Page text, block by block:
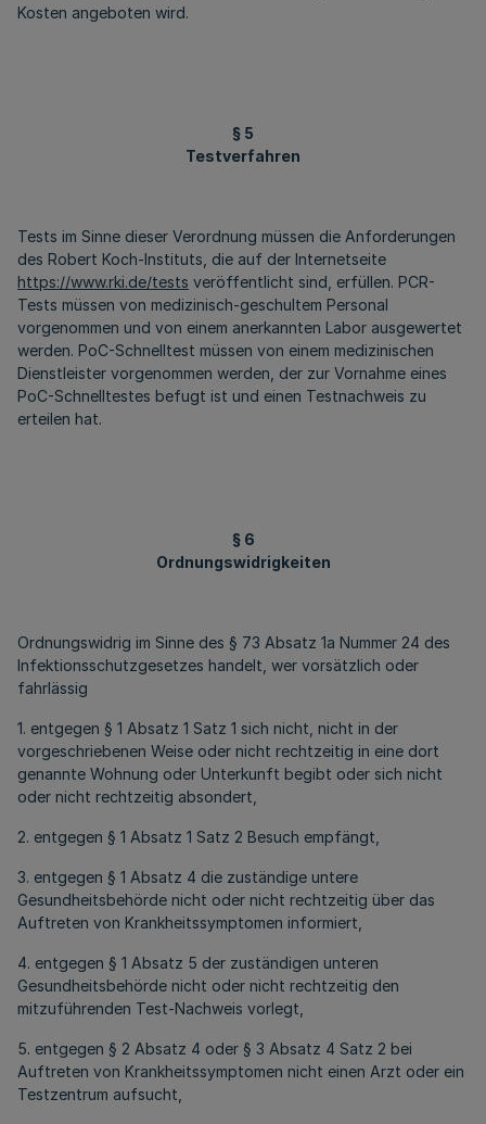
Kosten angeboten wird.
§ 5
Testverfahren
Tests im Sinne dieser Verordnung müssen die Anforderungen
des Robert Koch-Instituts, die auf der Internetseite
https://www.rki.de/tests veröffentlicht sind, erfüllen. PCR-
Tests müssen von medizinisch-geschultem Personal
vorgenommen und von einem anerkannten Labor ausgewertet
werden. PoC-Schnelltest müssen von einem medizinischen
Dienstleister vorgenommen werden, der zur Vornahme eines
PoC-Schnelltestes befugt ist und einen Testnachweis zu
erteilen hat.
§ 6
Ordnungswidrigkeiten
Ordnungswidrig im Sinne des § 73 Absatz 1a Nummer 24 des
Infektionsschutzgesetzes handelt, wer vorsätzlich oder
fahrlässig
1. entgegen § 1 Absatz 1 Satz 1 sich nicht, nicht in der
vorgeschriebenen Weise oder nicht rechtzeitig in eine dort
genannte Wohnung oder Unterkunft begibt oder sich nicht
oder nicht rechtzeitig absondert,
2. entgegen § 1 Absatz 1 Satz 2 Besuch empfängt,
3. entgegen § 1 Absatz 4 die zuständige untere
Gesundheitsbehörde nicht oder nicht rechtzeitig über das
Auftreten von Krankheitssymptomen informiert,
4. entgegen § 1 Absatz 5 der zuständigen unteren
Gesundheitsbehörde nicht oder nicht rechtzeitig den
mitzuführenden Test-Nachweis vorlegt,
5. entgegen § 2 Absatz 4 oder § 3 Absatz 4 Satz 2 bei
Auftreten von Krankheitssymptomen nicht einen Arzt oder ein
Testzentrum aufsucht,